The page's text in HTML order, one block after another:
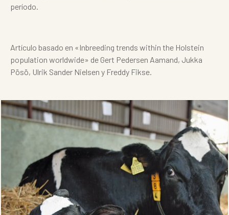
período.
Artículo basado en «Inbreeding trends within the Holstein
population worldwide» de Gert Pedersen Aamand, Jukka
Pösö, Ulrik Sander Nielsen y Freddy Fikse.